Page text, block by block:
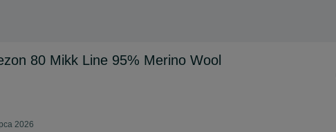
80 Mikk Line 95% Merino Wool
2026